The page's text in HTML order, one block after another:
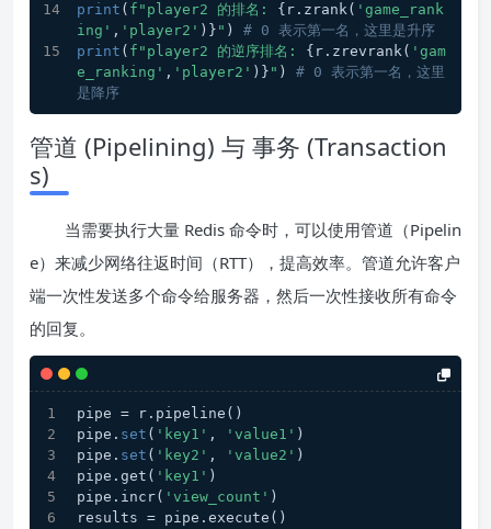
print ( f"player2 的排名: {r.zrank( 'game_rank
ing' , 'player2' )} " ) # 0 表示第一名，这里是升序
print ( f"player2 的逆序排名: {r.zrevrank( 'gam
e_ranking' , 'player2' )} " ) # 0 表示第一名，这里
是降序
管道 (Pipelining) 与 事务 (Transaction
s)
当需要执行大量 Redis 命令时，可以使用管道（Pipelin
e）来减少网络往返时间（RTT），提高效率。管道允许客户
端一次性发送多个命令给服务器，然后一次性接收所有命令
的回复。
pipe = r.pipeline()
pipe. set ( 'key1' , 'value1' )
pipe. set ( 'key2' , 'value2' )
pipe.get( 'key1' )
pipe.incr( 'view_count' )
results = pipe.execute()